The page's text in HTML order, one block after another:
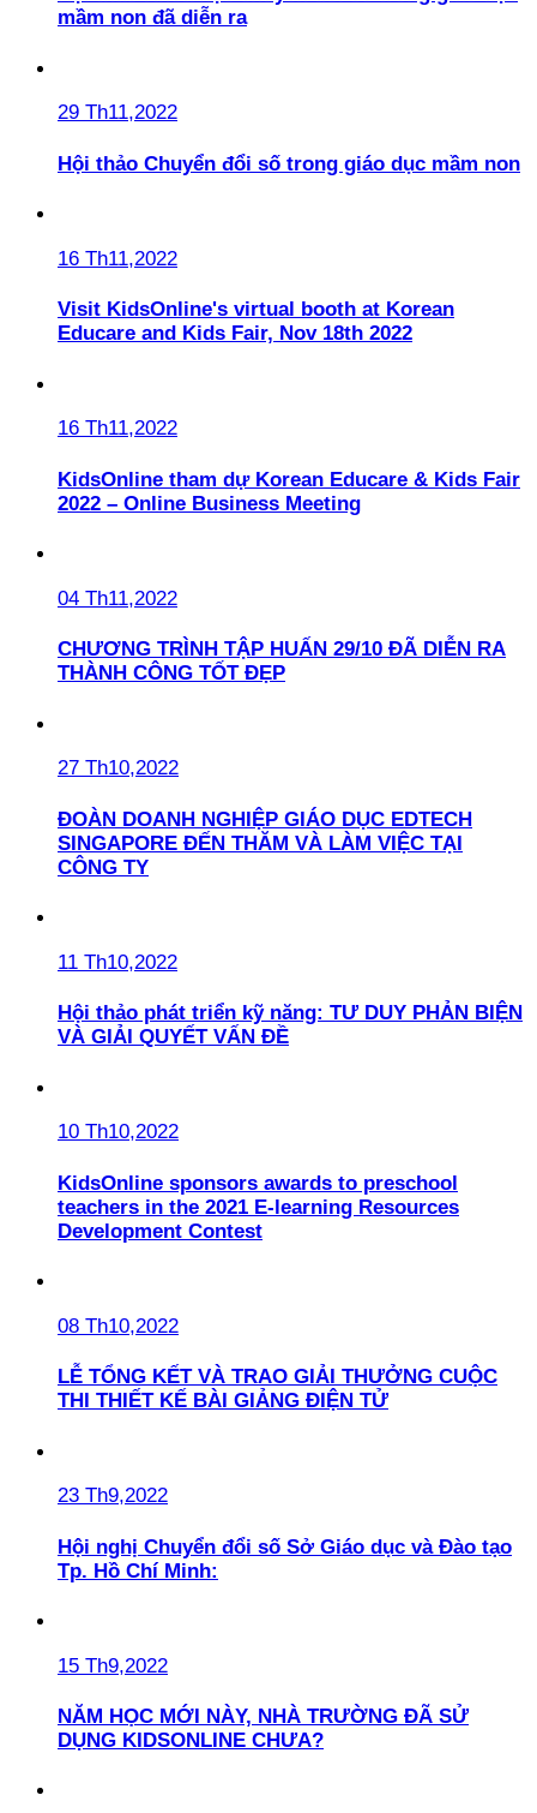
mầm non đã diễn ra
29 Th11,2022
Hội thảo Chuyển đổi số trong giáo dục mầm non
16 Th11,2022
Visit KidsOnline's virtual booth at Korean
Educare and Kids Fair, Nov 18th 2022
16 Th11,2022
KidsOnline tham dự Korean Educare & Kids Fair
2022 – Online Business Meeting
04 Th11,2022
CHƯƠNG TRÌNH TẬP HUẤN 29/10 ĐÃ DIỄN RA
THÀNH CÔNG TỐT ĐẸP
27 Th10,2022
ĐOÀN DOANH NGHIỆP GIÁO DỤC EDTECH
SINGAPORE ĐẾN THĂM VÀ LÀM VIỆC TẠI
CÔNG TY
11 Th10,2022
Hội thảo phát triển kỹ năng: TƯ DUY PHẢN BIỆN
VÀ GIẢI QUYẾT VẤN ĐỀ
10 Th10,2022
KidsOnline sponsors awards to preschool
teachers in the 2021 E-learning Resources
Development Contest
08 Th10,2022
LỄ TỔNG KẾT VÀ TRAO GIẢI THƯỞNG CUỘC
THI THIẾT KẾ BÀI GIẢNG ĐIỆN TỬ
23 Th9,2022
Hội nghị Chuyển đổi số Sở Giáo dục và Đào tạo
Tp. Hồ Chí Minh:
15 Th9,2022
NĂM HỌC MỚI NÀY, NHÀ TRƯỜNG ĐÃ SỬ
DỤNG KIDSONLINE CHƯA?